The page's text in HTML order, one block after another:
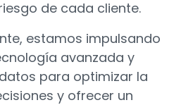
de cada cliente.
estamos impulsando
avanzada y
para optimizar la
y ofrecer un